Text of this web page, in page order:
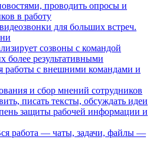
проводить опросы и
в работу
для больших встреч.
созвоны с командой
более результативными
работы с внешними командами и
и сбор мнений сотрудников
писать тексты, обсуждать идеи
защиты рабочей информации и
работа — чаты, задачи, файлы —